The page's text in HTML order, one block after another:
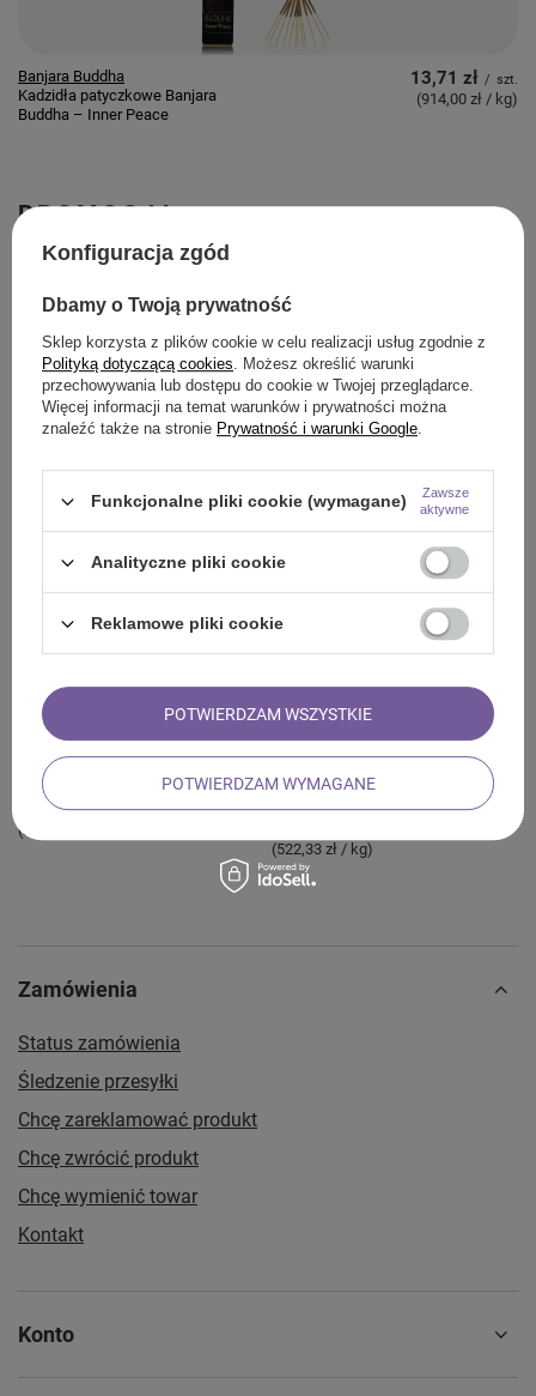
Banjara Buddha
Kadzidła patyczkowe Banjara
Buddha – Inner Peace
13,71 zł / szt.
(914,00 zł / kg)
PROMOCJA
200g zestaw
46,81 zł / szt.
zodiakalna – Lew (zielona) 50 g
9,79 zł / szt.
(195,80 zł / kg)
Wióry Palo Santo 50 g
12,99 zł / szt.
(259,80 zł / kg)
Biała szałwia – Kadzidło 20-30 g
(rolka)
(522,33 zł / kg)
Zamówienia
Status zamówienia
Śledzenie przesyłki
Chcę zareklamować produkt
Chcę zwrócić produkt
Chcę wymienić towar
Kontakt
Konto
Konfiguracja zgód
Dbamy o Twoją prywatność
Sklep korzysta z plików cookie w celu realizacji usług zgodnie z
Polityką dotyczącą cookies. Możesz określić warunki
przechowywania lub dostępu do cookie w Twojej przeglądarce.
Więcej informacji na temat warunków i prywatności można
znaleźć także na stronie Prywatność i warunki Google.
Funkcjonalne pliki cookie (wymagane)
Zawsze
aktywne
Analityczne pliki cookie
Reklamowe pliki cookie
POTWIERDZAM WYMAGANE
POTWIERDZAM WSZYSTKIE